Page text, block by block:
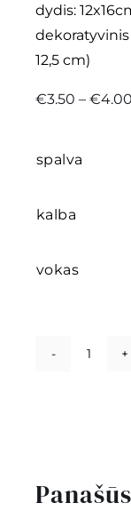
dydis:
dekoratyvinis
12,5 cm)
€3.50 – €4.00
spalva
kalba
vokas